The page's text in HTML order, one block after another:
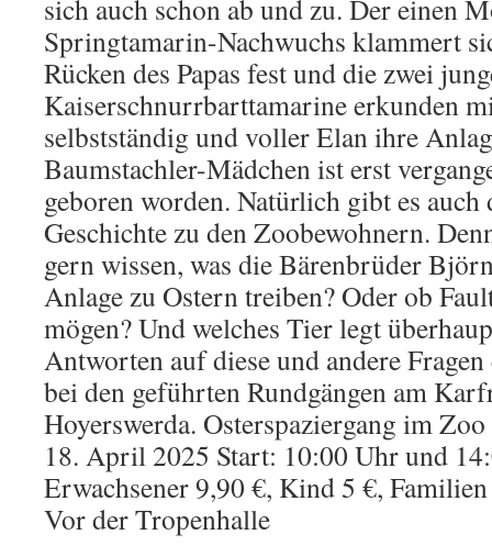
sich auch schon ab und zu. Der einen
Springtamarin-Nachwuchs klammert
Rücken des Papas fest und die zwei
Kaiserschnurrbarttamarine erkunden
selbstständig und voller Elan ihre
Baumstachler-Mädchen ist erst
geboren worden. Natürlich gibt es auch
Geschichte zu den Zoobewohnern.
gern wissen, was die Bärenbrüder
Anlage zu Ostern treiben? Oder ob
mögen? Und welches Tier legt
Antworten auf diese und andere
bei den geführten Rundgängen am
Hoyerswerda. Osterspaziergang im
18. April 2025 Start: 10:00 Uhr und
Erwachsener 9,90 €, Kind 5 €,
Vor der Tropenhalle